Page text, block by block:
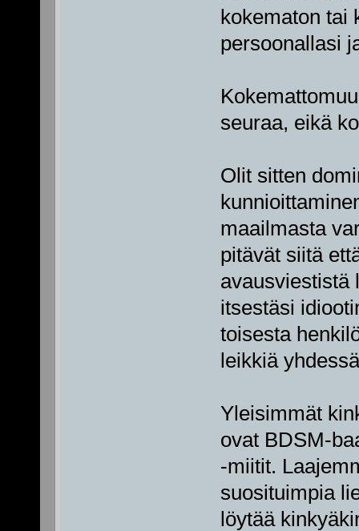
kokematon tai
persoonallasi
seuraa, eikä
Olit sitten
maailmasta
pitävät siitä
avausviestistä
itsestäsi
toisesta
leikkiä
Yleisimmät
ovat BDSM-
-miitit.
suosituimpia
löytää